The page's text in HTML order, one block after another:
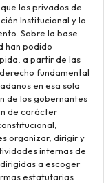
los privados de
Institucional y lo
Sobre la base
han podido
a partir de las
fundamental
en esa sola
de los gobernantes
de carácter
organizar, dirigir y
internas de
a escoger
estatutarias